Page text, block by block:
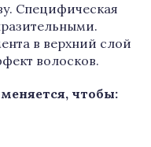
Специфическая
в верхний слой
волосков.
чтобы: